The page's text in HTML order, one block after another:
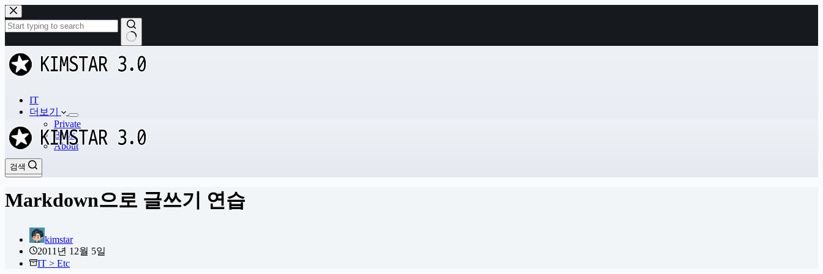
본
문
으
로
건
너
과
없
IT
더보기
Private
Book
About
검색
검색
Markdown으로 글쓰기 연습
kimstar
2011년 12월 5일
IT > Etc